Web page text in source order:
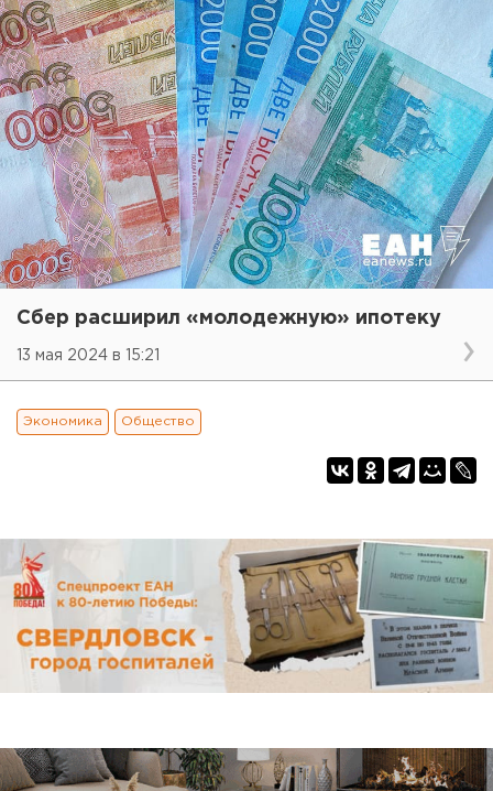
Сбер расширил «молодежную» ипотеку
13 мая 2024 в 15:21
Экономика Общество